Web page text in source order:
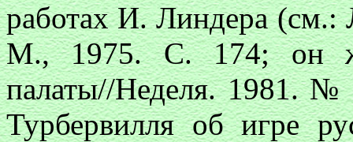
работах И. Линдера
М., 1975. С. 174; он
палаты//Неделя. 1981.
Турбервилля об игре